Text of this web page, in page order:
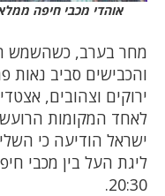
אוהדי מכבי חיפה
מחר בערב, כשהשמש
והכבישים סביב נאות
ירוקים וצהובים,
לאחד המקומות
ישראל הודיעה כי
ליגת העל בין מכבי
20:30.